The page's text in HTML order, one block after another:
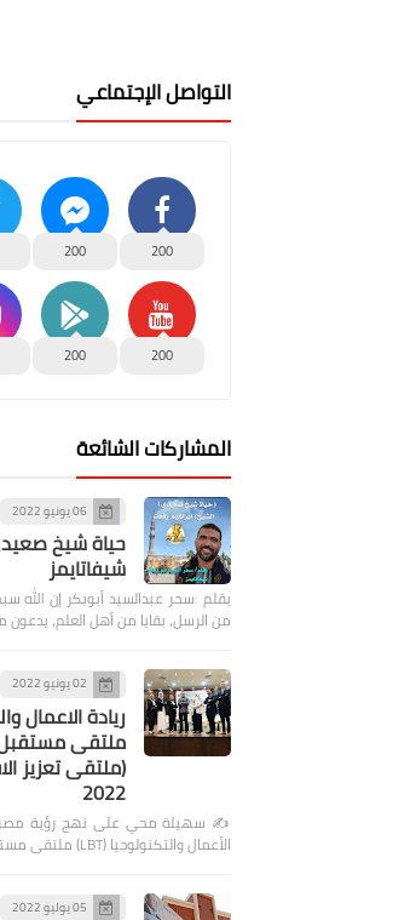
التواصل الإجتماعي
200
200
200
200
المشاركات الشائعة
06 يونيو 2022
حياة شيخ
شيفاتايمز
بقلم :سحر عبدالسيد أبوبكر إن
من الرسل، بقايا من أهل العلم،
02 يونيو 2022
ريادة الاعمال
ملتقى
(ملتقى تعزيز
2022
الأعمال والتكنولوجيا (LBT) ملتقى مستقبل سوق العمل (ملت…
05 يوليو 2022